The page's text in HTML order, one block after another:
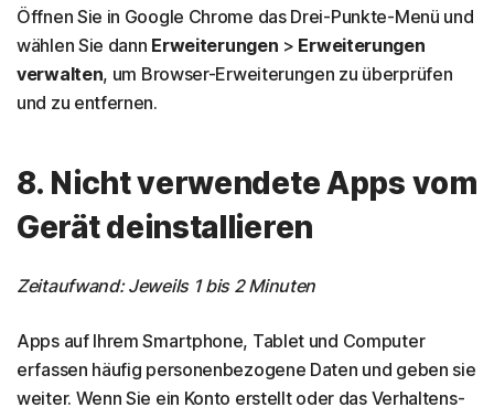
Öffnen Sie in Google Chrome das Drei-Punkte-Menü und
wählen Sie dann Erweiterungen > Erweiterungen
verwalten, um Browser-Erweiterungen zu überprüfen
und zu entfernen.
8. Nicht verwendete Apps vom
Gerät deinstallieren
Zeitaufwand: Jeweils 1 bis 2 Minuten
Apps auf Ihrem Smartphone, Tablet und Computer
erfassen häufig personenbezogene Daten und geben sie
weiter. Wenn Sie ein Konto erstellt oder das Verhaltens-